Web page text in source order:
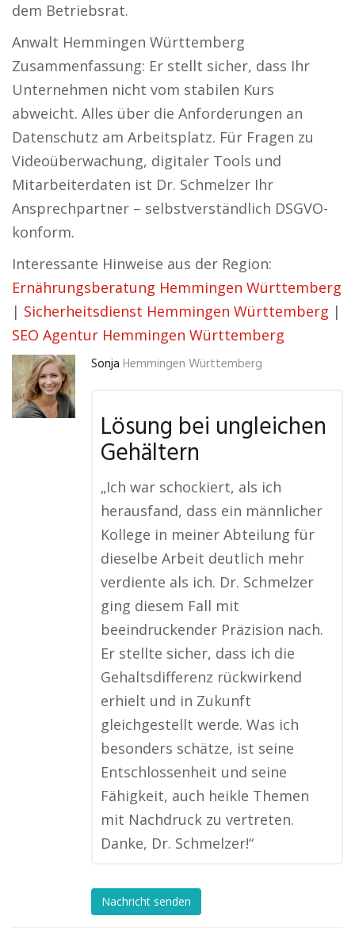
dem Betriebsrat.
Anwalt Hemmingen Württemberg
Zusammenfassung: Er stellt sicher, dass Ihr
Unternehmen nicht vom stabilen Kurs
abweicht. Alles über die Anforderungen an
Datenschutz am Arbeitsplatz. Für Fragen zu
Videoüberwachung, digitaler Tools und
Mitarbeiterdaten ist Dr. Schmelzer Ihr
Ansprechpartner – selbstverständlich DSGVO-
konform.
Interessante Hinweise aus der Region:
Ernährungsberatung Hemmingen Württemberg
| Sicherheitsdienst Hemmingen Württemberg |
SEO Agentur Hemmingen Württemberg
Sonja Hemmingen Württemberg
Lösung bei ungleichen
Gehältern
„Ich war schockiert, als ich
herausfand, dass ein männlicher
Kollege in meiner Abteilung für
dieselbe Arbeit deutlich mehr
verdiente als ich. Dr. Schmelzer
ging diesem Fall mit
beeindruckender Präzision nach.
Er stellte sicher, dass ich die
Gehaltsdifferenz rückwirkend
erhielt und in Zukunft
gleichgestellt werde. Was ich
besonders schätze, ist seine
Entschlossenheit und seine
Fähigkeit, auch heikle Themen
mit Nachdruck zu vertreten.
Danke, Dr. Schmelzer!“
Nachricht senden